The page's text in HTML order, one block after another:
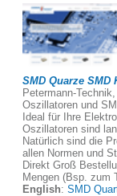
SMD Quarze
Petermann-
Oszillatoren und
Ideal für Ihre
Oszillatoren sind
Natürlich sind die
allen Normen und
Direkt Groß
Mengen (Bsp. zum
English: SMD